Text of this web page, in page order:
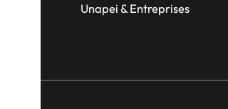
Unapei & Entreprises